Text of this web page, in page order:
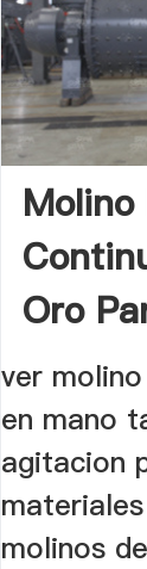
Molino
Oro
ver
en mano
agitacion
molinos